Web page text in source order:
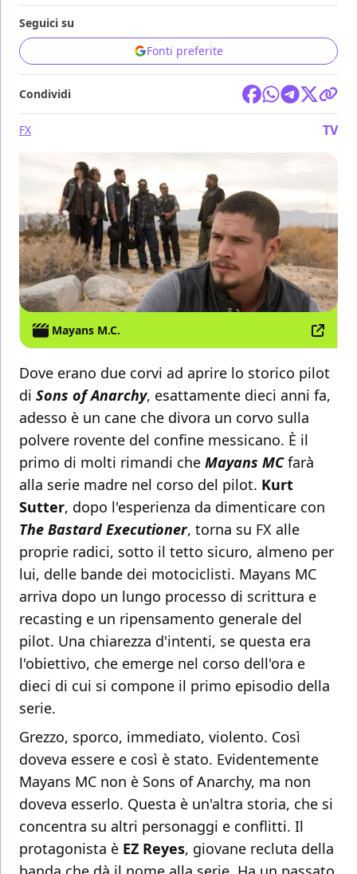
Seguici su
Fonti preferite
Condividi
FX TV
Mayans M.C.
Dove erano due corvi ad aprire lo storico pilot
di Sons of Anarchy, esattamente dieci anni fa,
adesso è un cane che divora un corvo sulla
polvere rovente del confine messicano. È il
primo di molti rimandi che Mayans MCfarà
alla serie madre nel corso del pilot. Kurt
Sutter, dopo l'esperienza da dimenticare con
The Bastard Executioner, torna su FX alle
proprie radici, sotto il tetto sicuro, almeno per
lui, delle bande dei motociclisti. Mayans MC
arriva dopo un lungo processo di scrittura e
recasting e un ripensamento generale del
pilot. Una chiarezza d'intenti, se questa era
l'obiettivo, che emerge nel corso dell'ora e
dieci di cui si compone il primo episodio della
serie.
Grezzo, sporco, immediato, violento. Così
doveva essere e così è stato. Evidentemente
Mayans MC non è Sons of Anarchy, ma non
doveva esserlo. Questa è un'altra storia, che si
concentra su altri personaggi e conflitti. Il
protagonista è EZ Reyes, giovane recluta della